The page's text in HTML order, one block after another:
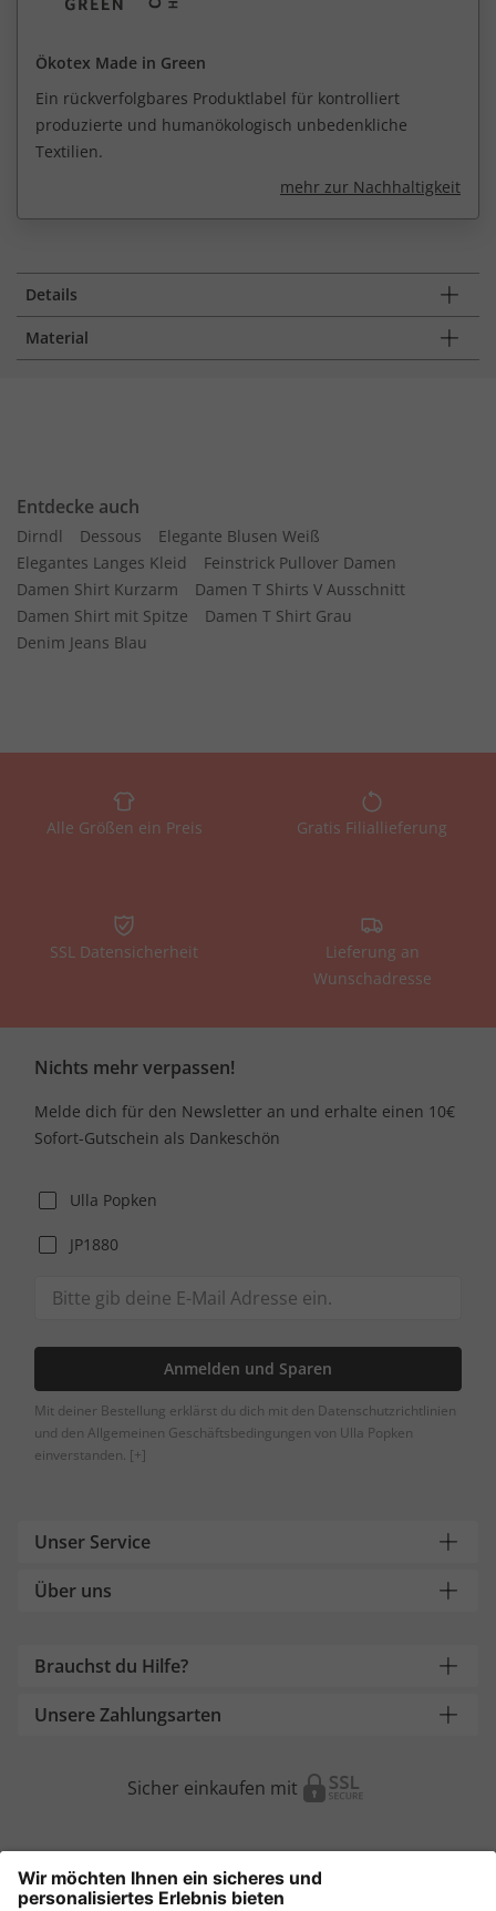
Ökotex Made in Green
Ein rückverfolgbares Produktlabel für kontrolliert
produzierte und humanökologisch unbedenkliche
Textilien.
mehr zur Nachhaltigkeit
Details
Material
Entdecke auch
Dirndl Dessous
Elegante Blusen Weiß
Elegantes Langes Kleid
Feinstrick Pullover Damen
Damen Shirt Kurzarm
Damen T Shirts V Ausschnitt
Damen Shirt mit Spitze
Damen T Shirt Grau
Denim Jeans Blau
Alle Größen ein Preis Gratis Filiallieferung
SSL Datensicherheit
Lieferung an
Wunschadresse
Nichts mehr verpassen!
Melde dich für den Newsletter an und erhalte einen 10€
Sofort-Gutschein als Dankeschön
Ulla Popken
JP1880
Anmelden und Sparen
Mit deiner Bestellung erklärst du dich mit den Datenschutzrichtlinien
und den Allgemeinen Geschäftsbedingungen von Ulla Popken
einverstanden. [+]
Unser Service
Über uns
Brauchst du Hilfe?
Unsere Zahlungsarten
Sicher einkaufen mit
Weitere Onlineshops